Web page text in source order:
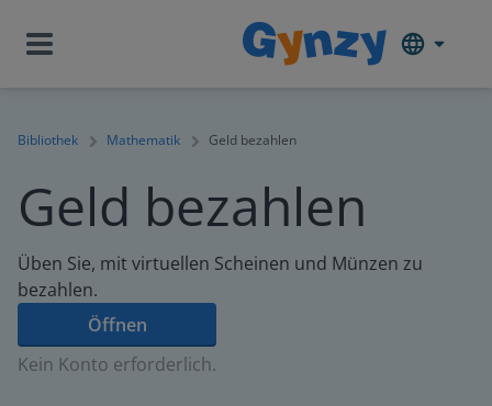
Bibliothek Mathematik Geld bezahlen
Geld bezahlen
Üben Sie, mit virtuellen Scheinen und Münzen zu
bezahlen.
Öffnen
Kein Konto erforderlich.